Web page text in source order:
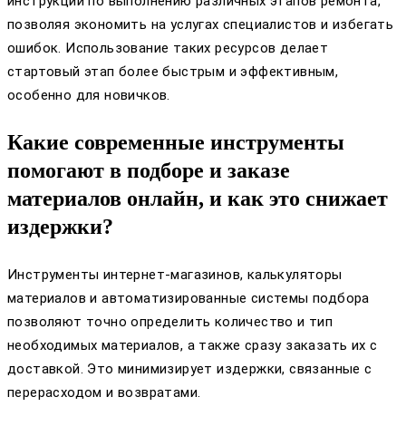
позволяя экономить на услугах специалистов и избегать
ошибок. Использование таких ресурсов делает
стартовый этап более быстрым и эффективным,
особенно для новичков.
Какие современные инструменты
помогают в подборе и заказе
материалов онлайн, и как это снижает
издержки?
Инструменты интернет-магазинов, калькуляторы
материалов и автоматизированные системы подбора
позволяют точно определить количество и тип
необходимых материалов, а также сразу заказать их с
доставкой. Это минимизирует издержки, связанные с
перерасходом и возвратами.